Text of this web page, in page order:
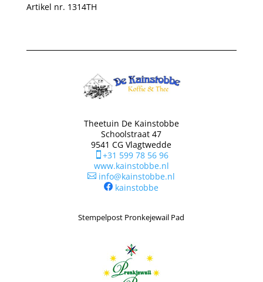
Artikel nr. 1314TH
Theetuin De Kainstobbe
Schoolstraat 47
9541 CG Vlagtwedde
+31 599 78 56 96
www.kainstobbe.nl
 info@kainstobbe.nl
kainstobbe
Stempelpost Pronkejewail Pad